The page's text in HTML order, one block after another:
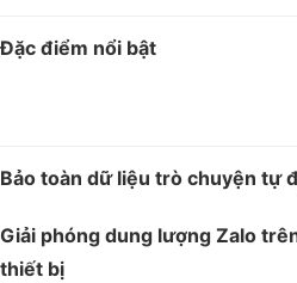
Đặc điểm nổi bật
Bảo toàn dữ liệu trò chuyện tự
Giải phóng dung lượng Zalo
thiết bị